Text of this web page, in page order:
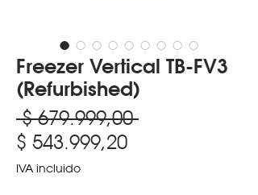
Freezer Vertical TB-FV3
(Refurbished)
$ 679.999,00 Precio
$ 543.999,20Precio
IVA incluido